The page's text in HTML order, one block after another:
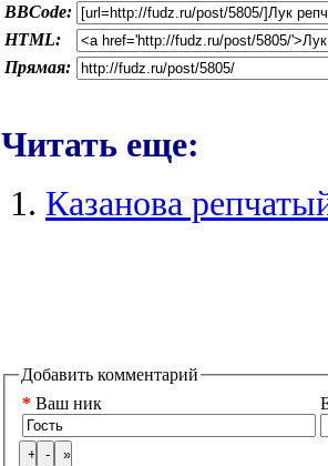
BBCode:
HTML:
Прямая:
Читать еще:
Казанова
Добавить комментарий
* Ваш ник